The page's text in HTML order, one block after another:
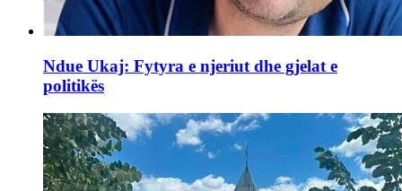
Ndue Ukaj: Fytyra e njeriut dhe gjelat e
politikës